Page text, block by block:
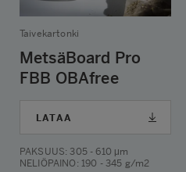
Taivekartonki
MetsäBoard Pro
FBB OBAfree
LATAA
PAKSUUS: 305 - 610 μm
NELIÖPAINO : 190 - 345 g/m2